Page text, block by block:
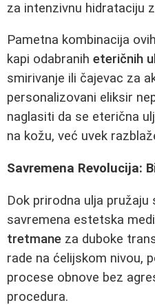
za intenzivnu hidrataciju
Pametna kombinacija ovih
kapi odabranih eteričnih
smirivanje ili čajevac za
personalizovani eliksir
naglasiti da se eterična
na kožu, već uvek
Savremena Revolucija:
Dok prirodna ulja pružaju
savremena estetska
tretmane za duboke
rade na ćelijskom nivou,
procese obnove bez
procedura.